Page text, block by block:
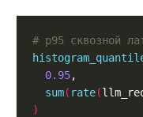
# p95 сквозной
0.95
sum( rate(
)